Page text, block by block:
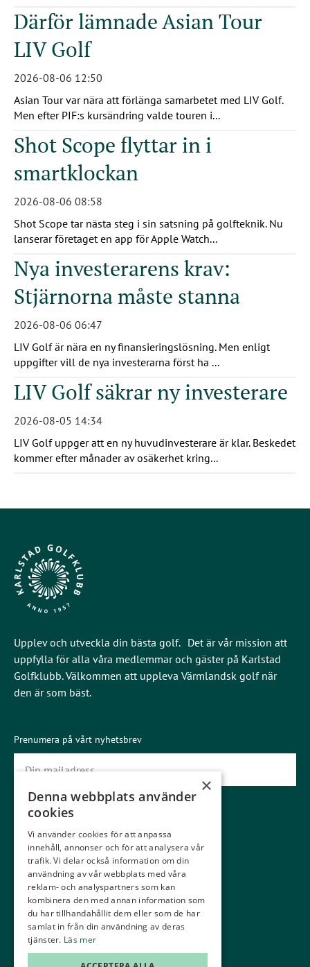
Därför lämnade Asian Tour
LIV Golf
2026-08-06 12:50
Asian Tour var nära att förlänga samarbetet med LIV Golf.
Men efter PIF:s kursändring valde touren i...
Shot Scope flyttar in i
smartklockan
2026-08-06 08:58
Shot Scope tar nästa steg i sin satsning på golfteknik. Nu
lanserar företaget en app för Apple Watch...
Nya investerarens krav:
Stjärnorna måste stanna
2026-08-06 06:47
LIV Golf är nära en ny finansieringslösning. Men enligt
uppgifter vill de nya investerarna först ha ...
LIV Golf säkrar ny investerare
2026-08-05 14:34
LIV Golf uppger att en ny huvudinvesterare är klar. Beskedet
kommer efter månader av osäkerhet kring...
Upplev och utveckla din bästa golf. Det är vår mission att
uppfylla för alla våra medlemmar och gäster på Karlstad
Golfklubb. Välkommen att uppleva Värmlandsk golf när
den är som bäst.
Gäster
Gästinfo
Våra banor
Ställplatser
Greenfee
Konferens
Medlemmar
Boka starttid
Kommittéer
Träna
Junior
Kontakt
Prenumera på vårt nyhetsbrev
Prenumerera
×
Denna webbplats använder
cookies
Vi använder cookies för att anpassa
innehåll, annonser och för att analysera vår
trafik. Vi delar också information om din
användning av vår webbplats med våra
reklam- och analyspartners som kan
kombinera den med annan information som
du har tillhandahållit dem eller som de har
samlat in från din användning av deras
tjänster. Läs mer